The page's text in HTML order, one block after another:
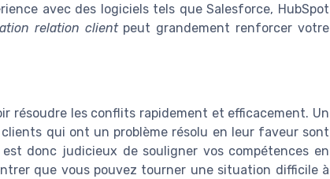
avec des logiciels tels que Salesforce, HubSpot
relation clientpeut grandement renforcer votre
résoudre les conflits rapidement et efficacement. Un
qui ont un problème résolu en leur faveur sont
donc judicieux de souligner vos compétences en
que vous pouvez tourner une situation difficile à